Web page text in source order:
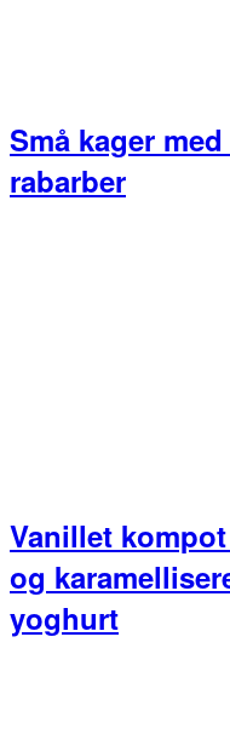
Små kager
rabarber
Vanillet
og
yoghurt